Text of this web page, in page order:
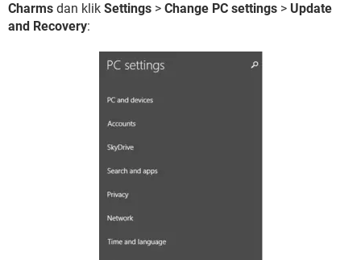
Charms dan klik Settings > Change PC settings > Update
and Recovery: